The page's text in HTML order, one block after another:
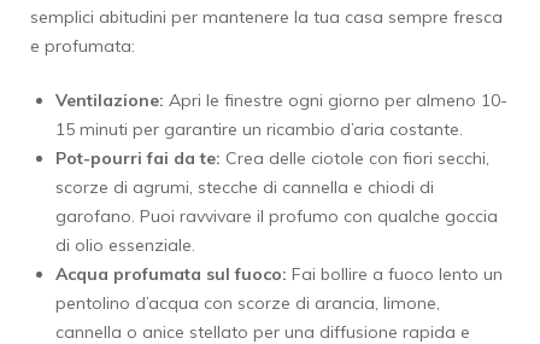
semplici abitudini per mantenere la tua casa sempre fresca
e profumata:
Ventilazione: Apri le finestre ogni giorno per almeno 10-
15 minuti per garantire un ricambio d’aria costante.
Pot-pourri fai da te: Crea delle ciotole con fiori secchi,
scorze di agrumi, stecche di cannella e chiodi di
garofano. Puoi ravvivare il profumo con qualche goccia
di olio essenziale.
Acqua profumata sul fuoco: Fai bollire a fuoco lento un
pentolino d’acqua con scorze di arancia, limone,
cannella o anice stellato per una diffusione rapida e